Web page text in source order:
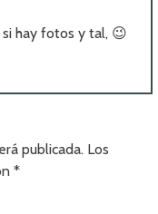
hay fotos y tal, 😉
publicada. Los
*